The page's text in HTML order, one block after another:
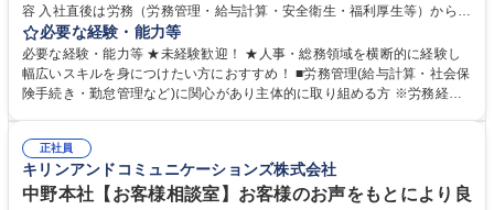
容 入社直後は労務（労務管理・給与計算・安全衛生・福利厚生等）からお
任せいたします。将来は総務・採用・教育業務へ守備範囲を広げ、組織運
営を支えるゼネラリストをめざせます。 ・初期業務：労働時間管理、給与
計算、社会保険対応、福利厚生管理、安全衛生、健康経営推進等をお任せ
します。ご経験に応じて、休職者管理など、幅広く経験を積んでいただき
幅広く経験を積みたい意欲がある方に最適な環境です。 募集職種 【総
務・人事】未経験歓迎/日立グループ/組織運営を支えるゼネラリストを目
指す
必要な経験・能力等
必要な経験・能力等 ★未経験歓迎！ ★人事・総務領域を横断的に経験し
幅広いスキルを身につけたい方におすすめ！ ■労務管理(給与計算・社会保
険手続き・勤怠管理など)に関心があり主体的に取り組める方 ※労務経験
のご経験 ■労務管理（給与計算・社会保険手続き・勤怠管理など）の経験
■衛生管理者の資格をお持ちの方 学歴・資格 学歴：大学院 大学 高専 短大
専修学校 高校 語学力： 資格：
正社員
キリンアンドコミュニケーションズ株式会社
中野本社【お客様相談室】お客様のお声をもとにより良